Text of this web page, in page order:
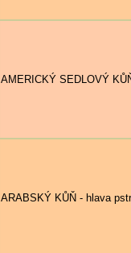
AMERICKÝ SEDLOVÝ
ARABSKÝ KŮŇ - hlava